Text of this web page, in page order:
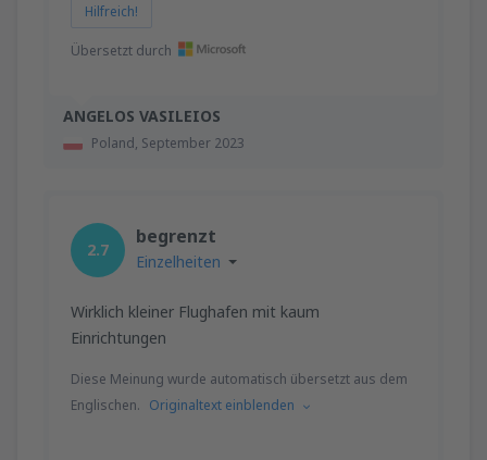
ANGELOS VASILEIOS
Poland, September 2023
Hilfreich!
Übersetzt durch
2.7
begrenzt
Einzelheiten
Wirklich kleiner Flughafen mit kaum
Einrichtungen
Diese Meinung wurde automatisch übersetzt aus dem
Englischen. Originaltext einblenden